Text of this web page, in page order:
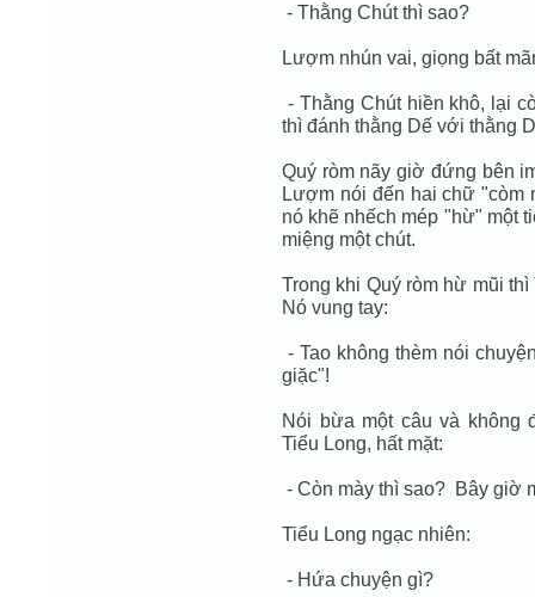
- Thằng Chút thì sao?
Lượm nhún vai, giọng bất
- Thằng Chút hiền khô, lại
thì đánh thằng Dế với thằng
Quý ròm nãy giờ đứng bên
Lượm nói đến hai chữ "còm
nó khẽ nhếch mép "hừ" một
miệng một chút.
Trong khi Quý ròm hừ mũi
Nó vung tay:
- Tao không thèm nói
giặc"!
Nói bừa một câu và không
Tiểu Long, hất mặt:
- Còn mày thì sao? Bây giờ
Tiểu Long ngạc nhiên:
- Hứa chuyện gì?